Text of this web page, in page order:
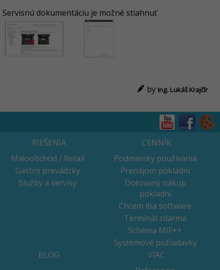
Servisnú dokumentáciu je možné stiahnuť
by Ing. Lukáš Krajčír
RIEŠENIA
Maloobchod / Retail
Gastro prevádzky
Služby a servisy
CENNÍK
Podmienky používania
Prenájom pokladní
Dotovaný nákup
pokladní
Chcem iba software
Terminál zdarma
Schéma MIF++
Systémové požiadavky
BLOG
VIAC